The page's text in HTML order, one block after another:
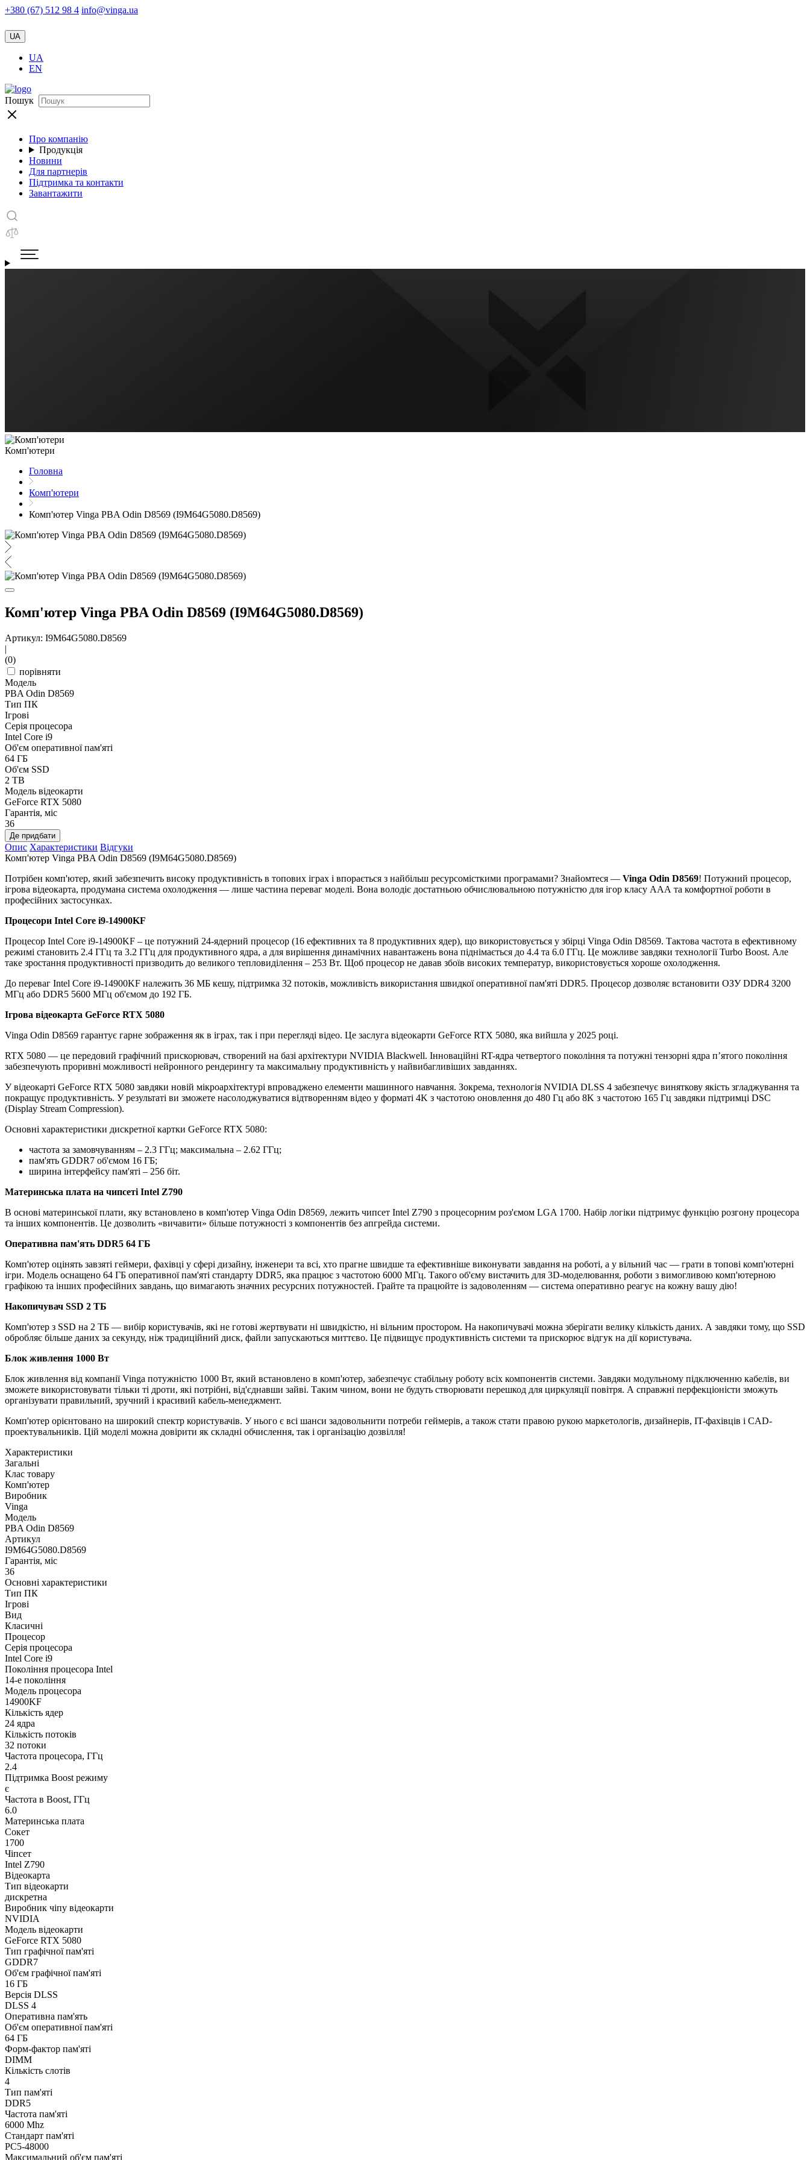
+380 (67) 512 98 4 info@vinga.ua
UA
UA
EN
Пошук
Про компанію
Продукція
Новини
Для партнерів
Підтримка та контакти
Завантажити
Комп'ютери
Головна
Комп'ютери
Комп'ютер Vinga PBA Odin D8569 (I9M64G5080.D8569)
Комп'ютер Vinga PBA Odin D8569 (I9M64G5080.D8569)
Артикул: I9M64G5080.D8569
|
(0)
порівняти
Модель
PBA Odin D8569
Тип ПК
Ігрові
Серія процесора
Intel Core i9
Об'єм оперативної пам'яті
64 ГБ
Об'єм SSD
2 TB
Модель відеокарти
GeForce RTX 5080
Гарантія, міс
36
Де придбати
Опис Характеристики Відгуки
Комп'ютер Vinga PBA Odin D8569 (I9M64G5080.D8569)
Потрібен комп'ютер, який забезпечить високу продуктивність в топових іграх і впорається з найбільш ресурсомісткими програмами? Знайомтеся — Vinga Odin D8569! Потужний процесор,
ігрова відеокарта, продумана система охолодження — лише частина переваг моделі. Вона володіє достатньою обчислювальною потужністю для ігор класу ААА та комфортної роботи в
професійних застосунках.
Процесори Intel Core i9-14900KF
Процесор Intel Core i9-14900KF – це потужний 24-ядерний процесор (16 ефективних та 8 продуктивних ядер), що використовується у збірці Vinga Odin D8569. Тактова частота в ефективному
режимі становить 2.4 ГГц та 3.2 ГГц для продуктивного ядра, а для вирішення динамічних навантажень вона піднімається до 4.4 та 6.0 ГГц. Це можливе завдяки технології Turbo Boost. Але
таке зростання продуктивності призводить до великого тепловиділення – 253 Вт. Щоб процесор не давав збоїв високих температур, використовується хороше охолодження.
До переваг Intel Core i9-14900KF належить 36 МБ кешу, підтримка 32 потоків, можливість використання швидкої оперативної пам'яті DDR5. Процесор дозволяє встановити ОЗУ DDR4 3200
МГц або DDR5 5600 МГц об'ємом до 192 ГБ.
Ігрова відеокарта GeForce RTX 5080
Vinga Odin D8569 гарантує гарне зображення як в іграх, так і при перегляді відео. Це заслуга відеокарти GeForce RTX 5080, яка вийшла у 2025 році.
RTX 5080 — це передовий графічний прискорювач, створений на базі архітектури NVIDIA Blackwell. Інноваційні RT-ядра четвертого покоління та потужні тензорні ядра п’ятого покоління
забезпечують проривні можливості нейронного рендерингу та максимальну продуктивність у найвибагливіших завданнях.
У відеокарті GeForce RTX 5080 завдяки новій мікроархітектурі впроваджено елементи машинного навчання. Зокрема, технологія NVIDIA DLSS 4 забезпечує виняткову якість згладжування та
покращує продуктивність. У результаті ви зможете насолоджуватися відтворенням відео у форматі 4K з частотою оновлення до 480 Гц або 8K з частотою 165 Гц завдяки підтримці DSC
(Display Stream Compression).
Основні характеристики дискретної картки GeForce RTX 5080:
частота за замовчуванням – 2.3 ГГц; максимальна – 2.62 ГГц;
пам'ять GDDR7 об'ємом 16 ГБ;
ширина інтерфейсу пам'яті – 256 біт.
Материнська плата на чипсеті Intel Z790
В основі материнської плати, яку встановлено в комп'ютер Vinga Odin D8569, лежить чипсет Intel Z790 з процесорним роз'ємом LGA 1700. Набір логіки підтримує функцію розгону процесора
та інших компонентів. Це дозволить «вичавити» більше потужності з компонентів без апгрейда системи.
Оперативна пам'ять DDR5 64 ГБ
Комп'ютер оцінять завзяті геймери, фахівці у сфері дизайну, інженери та всі, хто прагне швидше та ефективніше виконувати завдання на роботі, а у вільний час — грати в топові комп'ютерні
ігри. Модель оснащено 64 ГБ оперативної пам'яті стандарту DDR5, яка працює з частотою 6000 МГц. Такого об'єму вистачить для 3D-моделювання, роботи з вимогливою комп'ютерною
графікою та інших професійних завдань, що вимагають значних ресурсних потужностей. Грайте та працюйте із задоволенням — система оперативно реагує на кожну вашу дію!
Накопичувач SSD 2 ТБ
Комп'ютер з SSD на 2 ТБ — вибір користувачів, які не готові жертвувати ні швидкістю, ні вільним простором. На накопичувачі можна зберігати велику кількість даних. А завдяки тому, що SSD
обробляє більше даних за секунду, ніж традиційний диск, файли запускаються миттєво. Це підвищує продуктивність системи та прискорює відгук на дії користувача.
Блок живлення 1000 Вт
Блок живлення від компанії Vinga потужністю 1000 Вт, який встановлено в комп'ютер, забезпечує стабільну роботу всіх компонентів системи. Завдяки модульному підключенню кабелів, ви
зможете використовувати тільки ті дроти, які потрібні, від'єднавши зайві. Таким чином, вони не будуть створювати перешкод для циркуляції повітря. А справжні перфекціоністи зможуть
організувати правильний, зручний і красивий кабель-менеджмент.
Комп'ютер орієнтовано на широкий спектр користувачів. У нього є всі шанси задовольнити потреби геймерів, а також стати правою рукою маркетологів, дизайнерів, IT-фахівців і CAD-
проектувальників. Цій моделі можна довірити як складні обчислення, так і організацію дозвілля!
Характеристики
Загальні
Клас товару
Комп'ютер
Виробник
Vinga
Модель
PBA Odin D8569
Артикул
I9M64G5080.D8569
Гарантія, міс
36
Основні характеристики
Тип ПК
Ігрові
Вид
Класичні
Процесор
Серія процесора
Intel Core i9
Покоління процесора Intel
14-е покоління
Модель процесора
14900KF
Кількість ядер
24 ядра
Кількість потоків
32 потоки
Частота процесора, ГГц
2.4
Підтримка Boost режиму
є
Частота в Boost, ГГц
6.0
Материнська плата
Сокет
1700
Чіпсет
Intel Z790
Відеокарта
Тип відеокарти
дискретна
Виробник чіпу відеокарти
NVIDIA
Модель відеокарти
GeForce RTX 5080
Тип графічної пам'яті
GDDR7
Об'єм графічної пам'яті
16 ГБ
Версія DLSS
DLSS 4
Оперативна пам'ять
Об'єм оперативної пам'яті
64 ГБ
Форм-фактор пам'яті
DIMM
Кількість слотів
4
Тип пам'яті
DDR5
Частота пам'яті
6000 Mhz
Стандарт пам'яті
PC5-48000
Максимальний об'єм пам'яті